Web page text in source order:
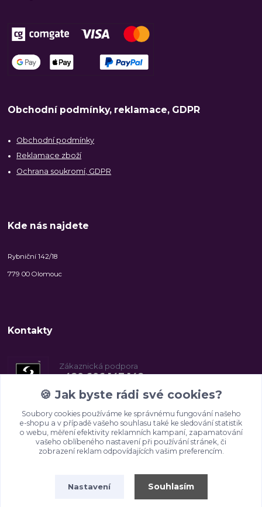
Obchodní podmínky, reklamace, GDPR
Obchodní podmínky
Reklamace zboží
Ochrana soukromí, GDPR
Kde nás najdete
Rybniční 142/18
779 00 Olomouc
Kontakty
Zákaznická podpora
+420 606 147 142
(Po-Pá, 8-16.30 hod.)
info@2beauty.cz
🍪 Jak byste rádi své cookies?
Soubory cookies používáme ke správnému fungování našeho
e-shopu a v případě vašeho souhlasu také ke sledování statistik
o webu, měření efektivity reklamních kampaní, zapamatování
vašeho oblíbeného nastavení při používání stránek, či
zobrazení reklam odpovídajících vašim preferencím.
Nastavení Souhlasím